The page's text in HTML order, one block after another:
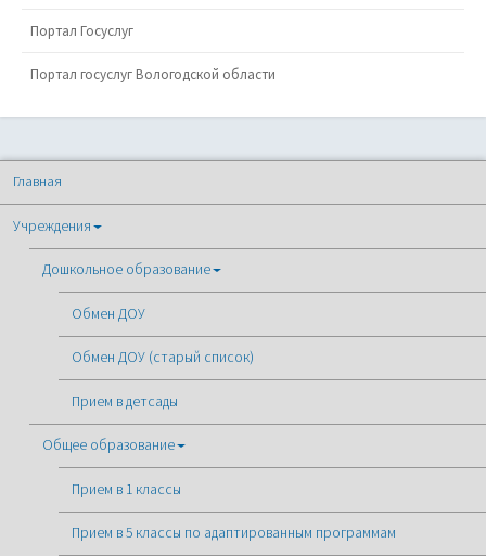
Портал Госуслуг
Портал госуслуг Вологодской области
Главная
Учреждения
Дошкольное образование
Обмен ДОУ
Обмен ДОУ (старый список)
Прием в детсады
Общее образование
Прием в 1 классы
Прием в 5 классы по адаптированным программам